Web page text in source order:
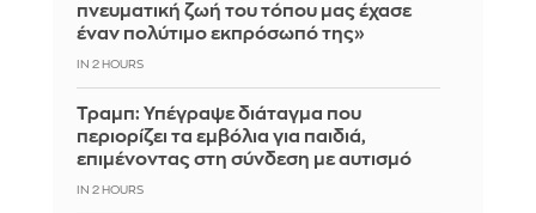
πνευματική ζωή του τόπου μας έχασε
έναν πολύτιμο εκπρόσωπό της»
IN 2 HOURS
Τραμπ: Υπέγραψε διάταγμα που
περιορίζει τα εμβόλια για παιδιά,
επιμένοντας στη σύνδεση με αυτισμό
IN 2 HOURS